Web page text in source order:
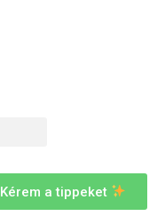
Kérem a tippeket